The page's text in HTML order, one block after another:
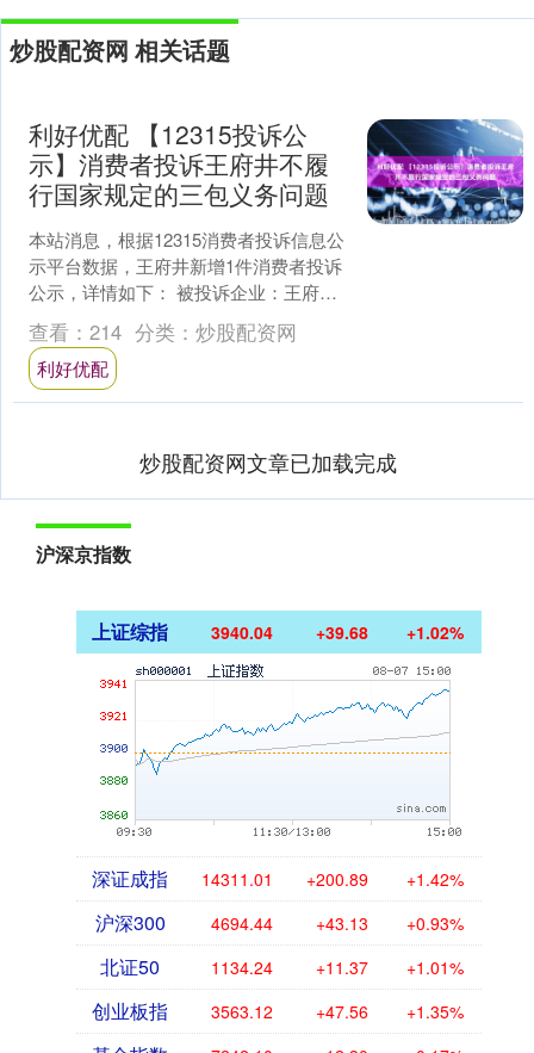
炒股配资网 相关话题
利好优配 【12315投诉公
示】消费者投诉王府井不履
行国家规定的三包义务问题
本站消息，根据12315消费者投诉信息公
示平台数据，王府井新增1件消费者投诉
公示，详情如下： 被投诉企业：王府井
集团北京双安商场有限责任公司投诉基
本信息：202....
查看： 214 分类： 炒股配资网
利好优配
炒股配资网文章已加载完成
沪深京指数
上证综指 3940.04 +39.68 +1.02%
深证成指 14311.01 +200.89 +1.42%
沪深300 4694.44 +43.13 +0.93%
北证50 1134.24 +11.37 +1.01%
创业板指 3563.12 +47.56 +1.35%